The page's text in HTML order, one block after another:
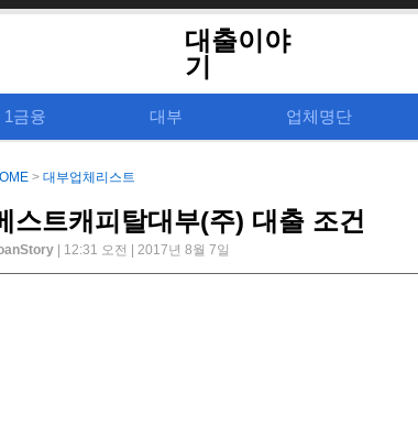
대출이야
기
1금융 대부 업체명단
> 대부업체리스트
스트캐피탈대부(주) 대출 조건
| 12:31 오전 | 2017년 8월 7일